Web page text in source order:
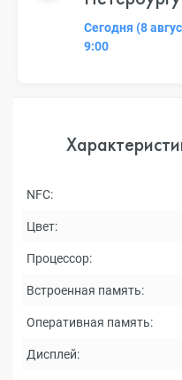
Сегодня (8
9:00
NFC:
Цвет:
Процессор:
Встроенная память:
Оперативная память:
Дисплей: